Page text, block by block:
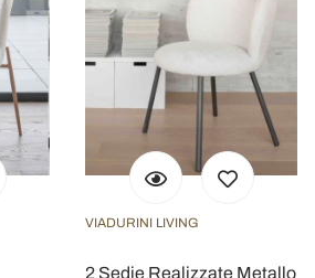
VIADURINI LIVING
2 Sedie Realizzate Metallo